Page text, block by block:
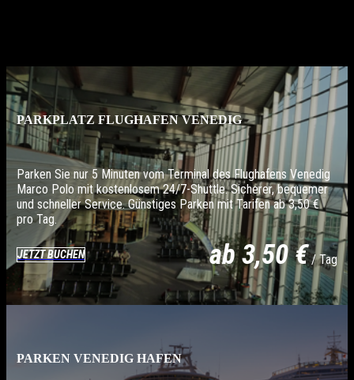
PARKPLATZ FLUGHAFEN VENEDIG
Parken Sie nur 5 Minuten vom Terminal des Flughafens Venedig
Marco Polo mit kostenlosem 24/7-Shuttle. Sicherer, bequemer
und schneller Service. Günstiges Parken mit Tarifen ab 3,50 €
pro Tag.
JETZT BUCHEN ab 3,50 €/ Tag
PARKEN VENEDIG HAFEN